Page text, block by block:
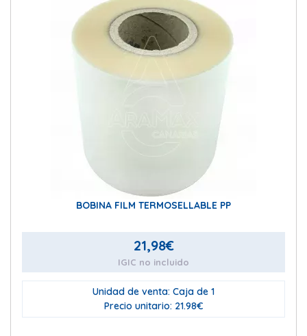
BOBINA FILM TERMOSELLABLE PP
21,98€
IGIC no incluido
Unidad de venta: Caja de 1
Precio unitario: 21.98€